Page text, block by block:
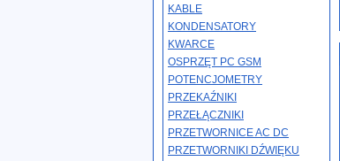
KABLE
KONDENSATORY
KWARCE
OSPRZĘT PC GSM
POTENCJOMETRY
PRZEKAŹNIKI
PRZEŁĄCZNIKI
PRZETWORNICE AC DC
PRZETWORNIKI DŹWIĘKU